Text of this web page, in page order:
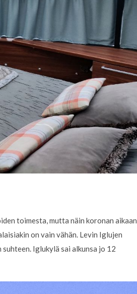
toimesta, mutta näin koronan aikaan
on vain vähän. Levin Iglujen
Iglukylä sai alkunsa jo 12